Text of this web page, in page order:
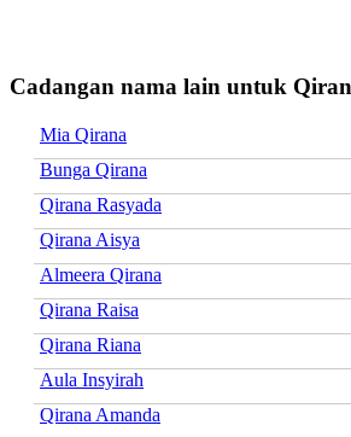
Cadangan nama lain untuk
Mia Qirana
Bunga Qirana
Qirana Rasyada
Qirana Aisya
Almeera Qirana
Qirana Raisa
Qirana Riana
Aula Insyirah
Qirana Amanda